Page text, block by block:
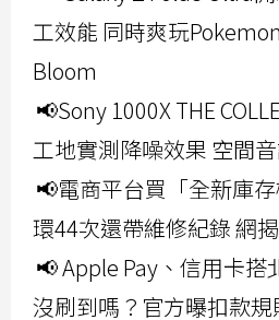
工效能 同時爽玩
Bloom
📢Sony 1000X THE
工地實測降噪效果 空間
📢電商平台買「全新庫
環44次還帶維修紀錄 網
📢 Apple Pay、信用卡搭
沒刷到嗎？官方曝扣款